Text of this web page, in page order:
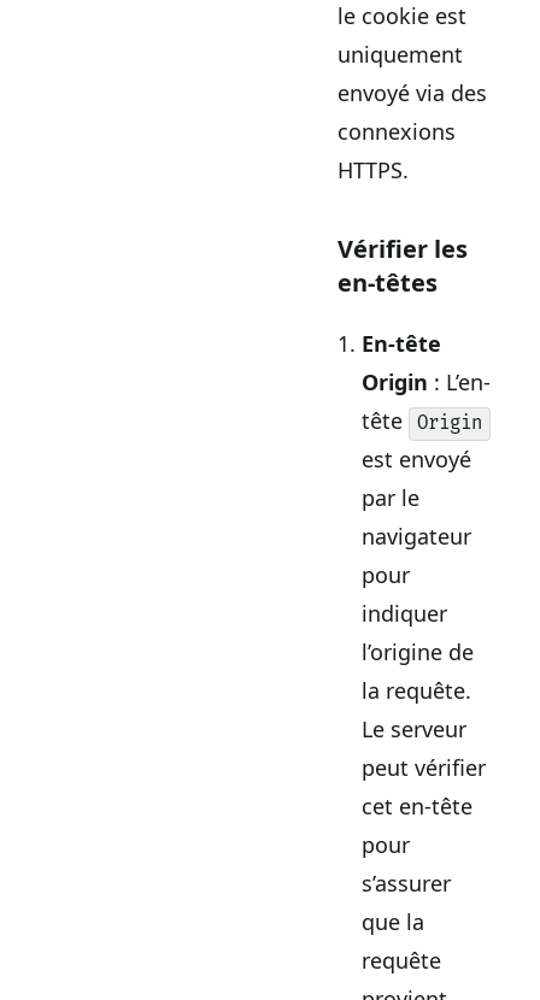
le cookie est
uniquement
envoyé via des
connexions
HTTPS.
Vérifier les
en-têtes
En-tête
Origin : L’en-
tête
Origin
est envoyé
par le
navigateur
pour
indiquer
l’origine de
la requête.
Le serveur
peut vérifier
cet en-tête
pour
s’assurer
que la
requête